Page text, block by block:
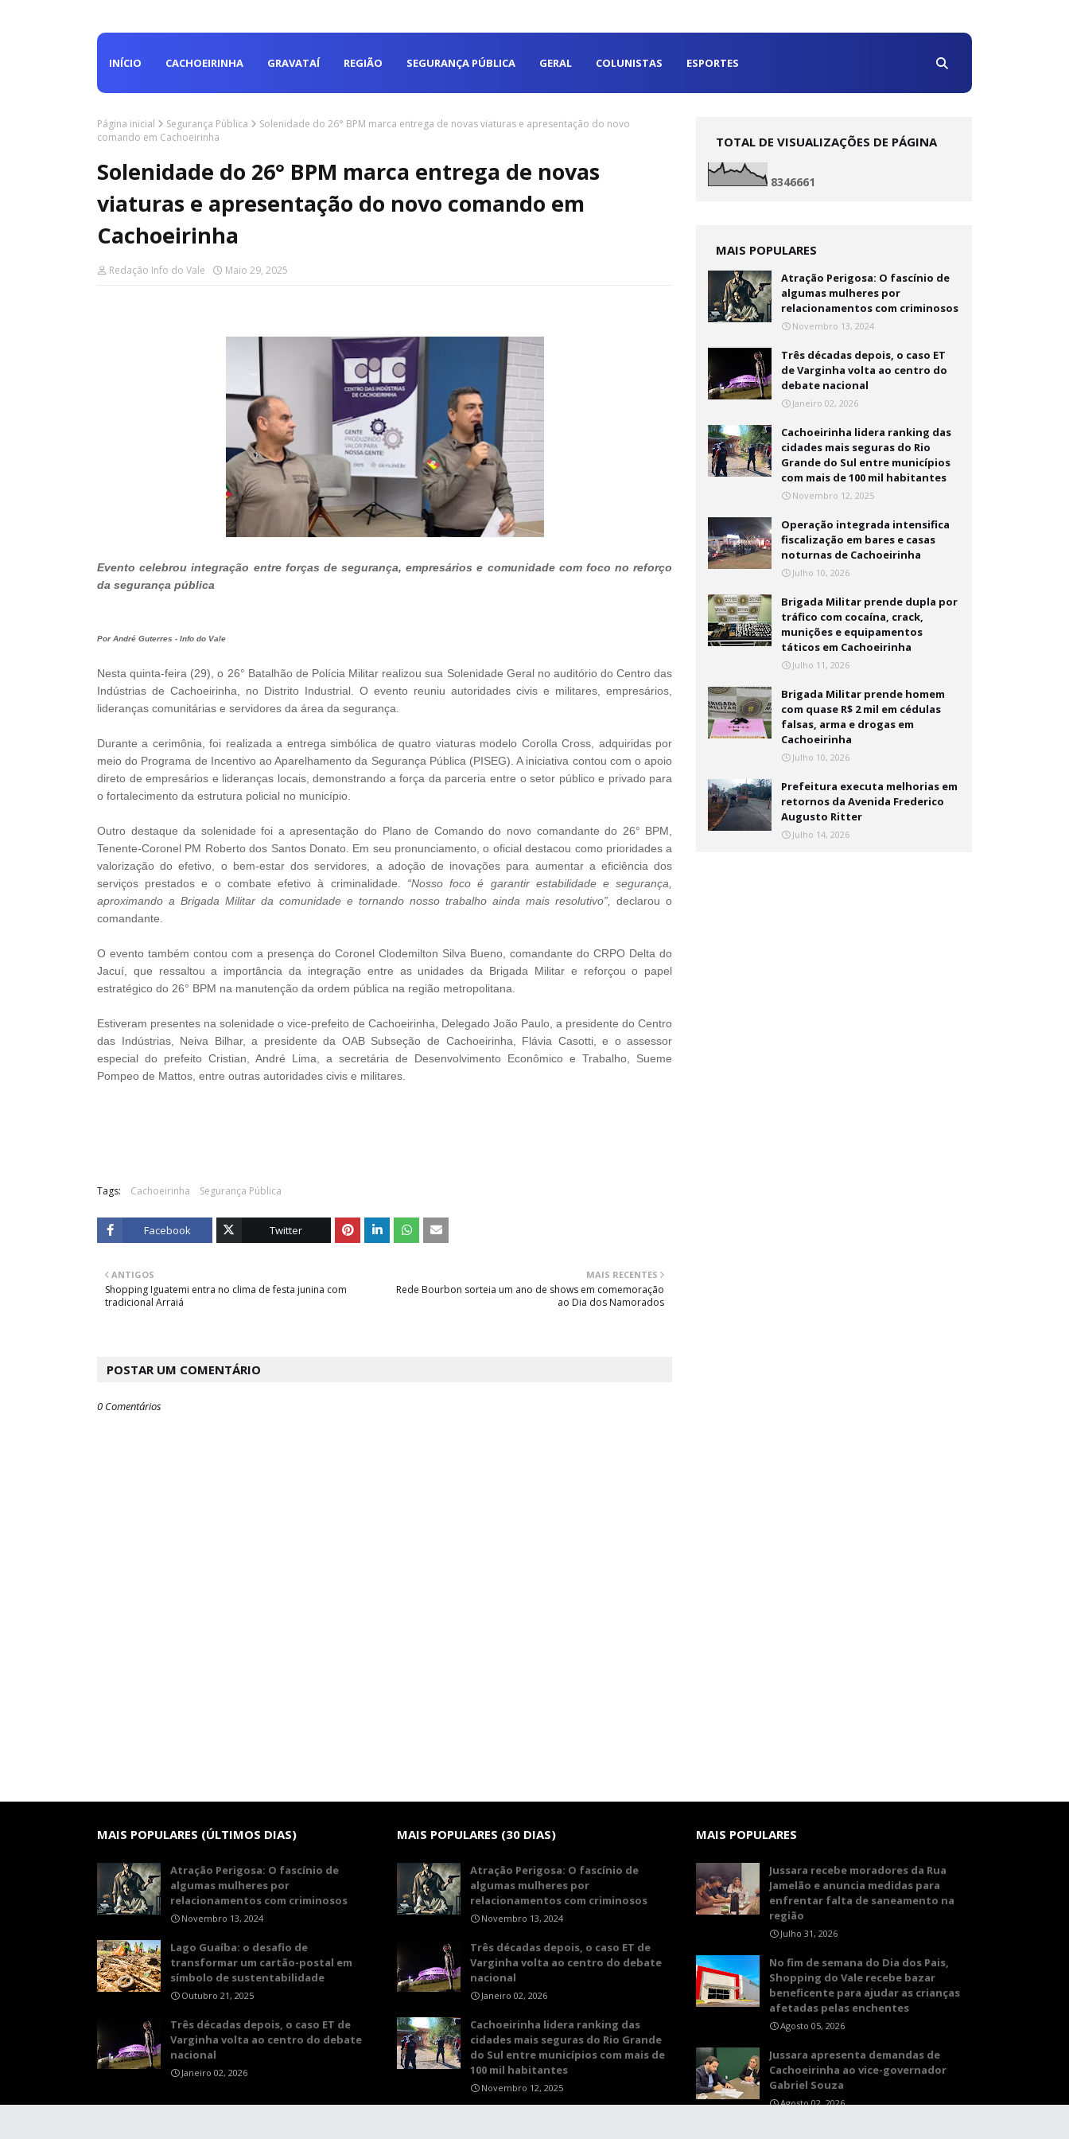
INÍCIO CACHOEIRINHA GRAVATAÍ REGIÃO SEGURANÇA PÚBLICA GERAL COLUNISTAS ESPORTES
Página inicial Segurança Pública
Solenidade do 26° BPM marca entrega de novas viaturas e apresentação do novo
comando em Cachoeirinha
Solenidade do 26° BPM marca entrega de novas
viaturas e apresentação do novo comando em
Cachoeirinha
Redação Info do Vale Maio 29, 2025
Evento celebrou integração entre forças de segurança, empresários e comunidade com foco no reforço
da segurança pública
Por André Guterres - Info do Vale
Nesta quinta-feira (29), o 26° Batalhão de Polícia Militar realizou sua Solenidade Geral no auditório do Centro das
Indústrias de Cachoeirinha, no Distrito Industrial. O evento reuniu autoridades civis e militares, empresários,
lideranças comunitárias e servidores da área da segurança.
Durante a cerimônia, foi realizada a entrega simbólica de quatro viaturas modelo Corolla Cross, adquiridas por
meio do Programa de Incentivo ao Aparelhamento da Segurança Pública (PISEG). A iniciativa contou com o apoio
direto de empresários e lideranças locais, demonstrando a força da parceria entre o setor público e privado para
o fortalecimento da estrutura policial no município.
Outro destaque da solenidade foi a apresentação do Plano de Comando do novo comandante do 26° BPM,
Tenente-Coronel PM Roberto dos Santos Donato. Em seu pronunciamento, o oficial destacou como prioridades a
valorização do efetivo, o bem-estar dos servidores, a adoção de inovações para aumentar a eficiência dos
serviços prestados e o combate efetivo à criminalidade. “Nosso foco é garantir estabilidade e segurança,
aproximando a Brigada Militar da comunidade e tornando nosso trabalho ainda mais resolutivo”,
declarou o
comandante.
O evento também contou com a presença do Coronel Clodemilton Silva Bueno, comandante do CRPO Delta do
Jacuí, que ressaltou a importância da integração entre as unidades da Brigada Militar e reforçou o papel
estratégico do 26° BPM na manutenção da ordem pública na região metropolitana.
Estiveram presentes na solenidade o vice-prefeito de Cachoeirinha, Delegado João Paulo, a presidente do Centro
das Indústrias, Neiva Bilhar, a presidente da OAB Subseção de Cachoeirinha, Flávia Casotti, e o assessor
especial do prefeito Cristian, André Lima, a secretária de Desenvolvimento Econômico e Trabalho, Sueme
Pompeo de Mattos, entre outras autoridades civis e militares.
Tags: Cachoeirinha Segurança Pública
Facebook Twitter
MAIS RECENTES
Rede Bourbon sorteia um ano de shows em comemoração
ao Dia dos Namorados
ANTIGOS
Shopping Iguatemi entra no clima de festa junina com
tradicional Arraiá
POSTAR UM COMENTÁRIO
0 Comentários
TOTAL DE VISUALIZAÇÕES DE PÁGINA
8346661
MAIS POPULARES
Atração Perigosa: O fascínio de
algumas mulheres por
relacionamentos com criminosos
Novembro 13, 2024
Três décadas depois, o caso ET
de Varginha volta ao centro do
debate nacional
Janeiro 02, 2026
Cachoeirinha lidera ranking das
cidades mais seguras do Rio
Grande do Sul entre municípios
com mais de 100 mil habitantes
Novembro 12, 2025
Operação integrada intensifica
fiscalização em bares e casas
noturnas de Cachoeirinha
Julho 10, 2026
Brigada Militar prende dupla por
tráfico com cocaína, crack,
munições e equipamentos
táticos em Cachoeirinha
Julho 11, 2026
Brigada Militar prende homem
com quase R$ 2 mil em cédulas
falsas, arma e drogas em
Cachoeirinha
Julho 10, 2026
Prefeitura executa melhorias em
retornos da Avenida Frederico
Augusto Ritter
Julho 14, 2026
MAIS POPULARES (ÚLTIMOS DIAS)
Atração Perigosa: O fascínio de
algumas mulheres por
relacionamentos com criminosos
Novembro 13, 2024
Lago Guaíba: o desafio de
transformar um cartão-postal em
símbolo de sustentabilidade
Outubro 21, 2025
Três décadas depois, o caso ET de
Varginha volta ao centro do debate
nacional
Janeiro 02, 2026
MAIS POPULARES (30 DIAS)
Atração Perigosa: O fascínio de
algumas mulheres por
relacionamentos com criminosos
Novembro 13, 2024
Três décadas depois, o caso ET de
Varginha volta ao centro do debate
nacional
Janeiro 02, 2026
Cachoeirinha lidera ranking das
cidades mais seguras do Rio Grande
do Sul entre municípios com mais de
100 mil habitantes
Novembro 12, 2025
MAIS POPULARES
Jussara recebe moradores da Rua
Jamelão e anuncia medidas para
enfrentar falta de saneamento na
região
Julho 31, 2026
No fim de semana do Dia dos Pais,
Shopping do Vale recebe bazar
beneficente para ajudar as crianças
afetadas pelas enchentes
Agosto 05, 2026
Jussara apresenta demandas de
Cachoeirinha ao vice-governador
Gabriel Souza
Agosto 02, 2026